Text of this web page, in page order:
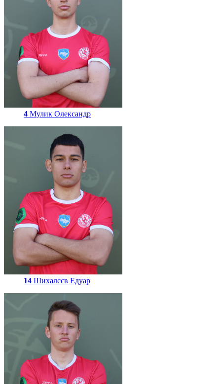
4 Мулик Олександр
14 Шихалєєв Едуар